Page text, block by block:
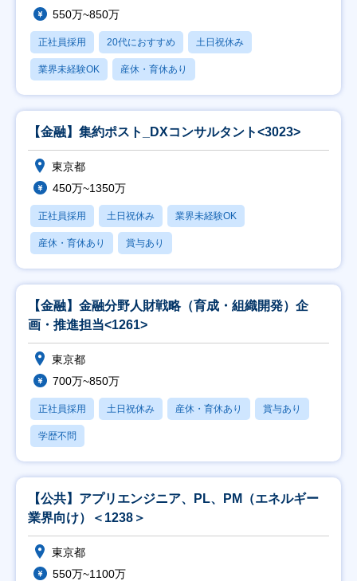
550万~850万
正社員採用 20代におすすめ 土日祝休み
業界未経験OK 産休・育休あり
【金融】集約ポスト_DXコンサルタント<3023>
東京都
450万~1350万
正社員採用 土日祝休み 業界未経験OK
産休・育休あり 賞与あり
【金融】金融分野人財戦略（育成・組織開発）企
画・推進担当<1261>
東京都
700万~850万
正社員採用 土日祝休み 産休・育休あり 賞与あり
学歴不問
【公共】アプリエンジニア、PL、PM（エネルギー
業界向け）＜1238＞
東京都
550万~1100万